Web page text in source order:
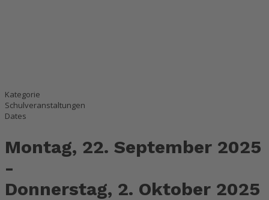
Kategorie
Schulveranstaltungen
Dates
Montag, 22. September 2025
-
Donnerstag, 2. Oktober 2025